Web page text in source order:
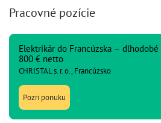
Pracovné pozície
Elektrikár do Francúzska –
800 € netto
CHRISTAL s. r. o., Francúzsko
Pozri ponuku